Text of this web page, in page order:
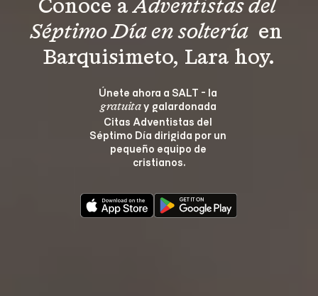
Conoce a Adventistas del
Séptimo Día en soltería en
Barquisimeto, Lara hoy.
Únete ahora a SALT - la
gratuita y galardonada
Citas Adventistas del
Séptimo Día dirigida por un
pequeño equipo de
cristianos.